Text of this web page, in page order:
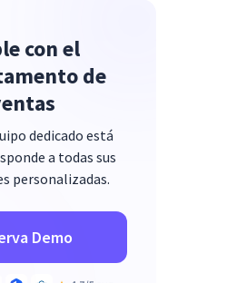
con el
de
dedicado está
a todas sus
personalizadas.
Demo